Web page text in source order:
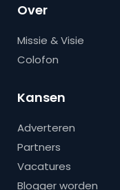
Over
Missie & Visie
Colofon
Kansen
Adverteren
Partners
Vacatures
Blogger worden